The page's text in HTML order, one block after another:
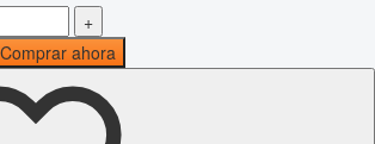
+
Comprar ahora